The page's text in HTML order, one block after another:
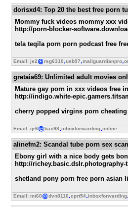
dorisxd4: Top 20 the best free porn
Mommy fuck videos mommy xxx
http://porn-blocker-
tela teqila porn porn podcast free
Email: je2 reg6310 usb97 mailguardianpro
gretaia69: Unlimited adult movies
Mature gay porn in xxx videos free
http://indigo.white-
cherry popped virgins porn
Email: qr6 bax98 inboxforwarding online
alinefm2: Scandal tube porn sex
Ebony girl with a nice body gets
http://
shetland pony porn free porn asian
Email: mt60 dvn8110 cprt54 inboxforwarding